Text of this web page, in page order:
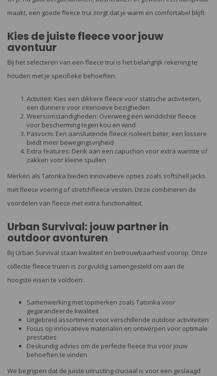
maakt, een goede fleece trui zorgt dat je warm en comfortabel blijft.
Kies de juiste fleece voor jouw
avontuur
Bij het selecteren van een fleece trui is het belangrijk rekening te
houden met je specifieke behoeften:
Activiteit: Kies een dikkere fleece voor statische activiteiten,
een dunnere voor intensieve bezigheden
Weersomstandigheden: Overweeg een winddichte fleece
voor bescherming tegen kou en wind
Pasvorm: Een aansluitende fleece isoleert beter, een lossere
biedt meer bewegingsvrijheid
Extra features: Denk aan een capuchon voor extra warmte of
zakken voor kleine spullen
Merken als Tatonka bieden innovatieve opties zoals softshell jacks
met fleece voering of stretchfleece vesten. Deze combineren de
voordelen van fleece met extra functionaliteit.
Urban Survival: jouw partner in
outdoor avonturen
Bij Urban Survival staan kwaliteit en betrouwbaarheid voorop. Onze
collectie fleece truien is zorgvuldig samengesteld om aan de
hoogste eisen te voldoen:
Samenwerking met topmerken zoals Tatonka voor
gegarandeerde kwaliteit
Uitgebreid assortiment voor verschillende outdoor activiteiten
Focus op innovatieve materialen en ontwerpen voor optimale
prestaties
Deskundig advies om de perfecte fleece trui voor jouw
behoeften te vinden
We begrijpen dat de juiste uitrusting cruciaal is voor een geslaagd